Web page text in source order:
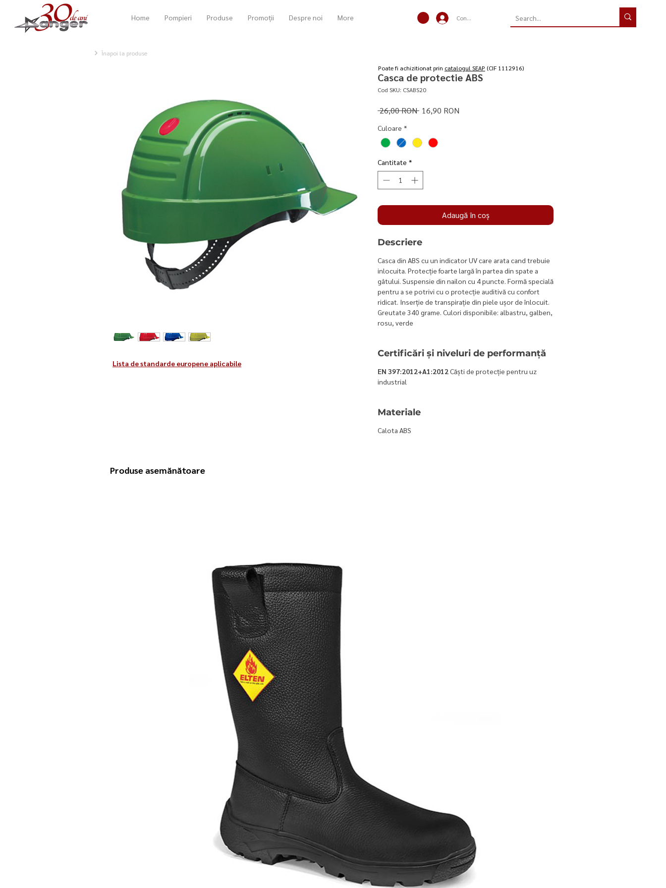
Home Pompieri Produse Promoții Despre noi More Conectează-te
Înapoi la produse
​Poate fi achizitionat prin catalogul SEAP (CIF 1112916)
Lista de standarde europene aplicabile
Casca de protectie ABS
Cod SKU: CSABS20
26,00 RON Preț
16,90 RON
Culoare *
Cantitate *
Adaugă în coș
Descriere
Casca din ABS cu un indicator UV care arata cand trebuie
inlocuita. Protecție foarte largă în partea din spate a
gâtului. Suspensie din nailon cu 4 puncte. Formă specială
pentru a se potrivi cu o protecție auditivă cu confort
ridicat. Inserție de transpirație din piele ușor de înlocuit.
Greutate 340 grame. Culori disponibile: albastru, galben,
rosu, verde
Certificări și niveluri de performanță
EN 397:2012+A1:2012Căşti de protecţie pentru uz
industrial
Materiale
​Calota ABS
Produse asemănătoare